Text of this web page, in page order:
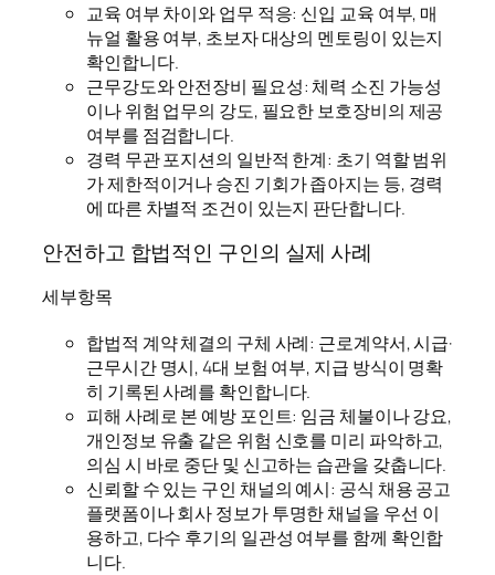
교육 여부 차이와 업무 적응: 신입 교육 여부, 매
뉴얼 활용 여부, 초보자 대상의 멘토링이 있는지
확인합니다.
근무강도와 안전장비 필요성: 체력 소진 가능성
이나 위험 업무의 강도, 필요한 보호장비의 제공
여부를 점검합니다.
경력 무관 포지션의 일반적 한계: 초기 역할 범위
가 제한적이거나 승진 기회가 좁아지는 등, 경력
에 따른 차별적 조건이 있는지 판단합니다.
안전하고 합법적인 구인의 실제 사례
세부항목
합법적 계약 체결의 구체 사례: 근로계약서, 시급·
근무시간 명시, 4대 보험 여부, 지급 방식이 명확
히 기록된 사례를 확인합니다.
피해 사례로 본 예방 포인트: 임금 체불이나 강요,
개인정보 유출 같은 위험 신호를 미리 파악하고,
의심 시 바로 중단 및 신고하는 습관을 갖춥니다.
신뢰할 수 있는 구인 채널의 예시: 공식 채용 공고
플랫폼이나 회사 정보가 투명한 채널을 우선 이
용하고, 다수 후기의 일관성 여부를 함께 확인합
니다.